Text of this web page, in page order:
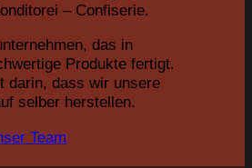
– Confiserie.
das in
Produkte fertigt.
darin, dass wir unsere
selber herstellen.
Team